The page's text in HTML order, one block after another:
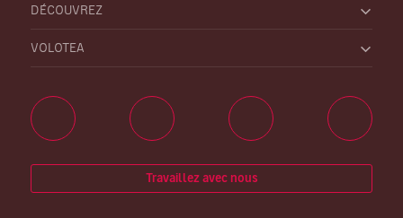
DÉCOUVREZ
VOLOTEA
Travaillez avec nous